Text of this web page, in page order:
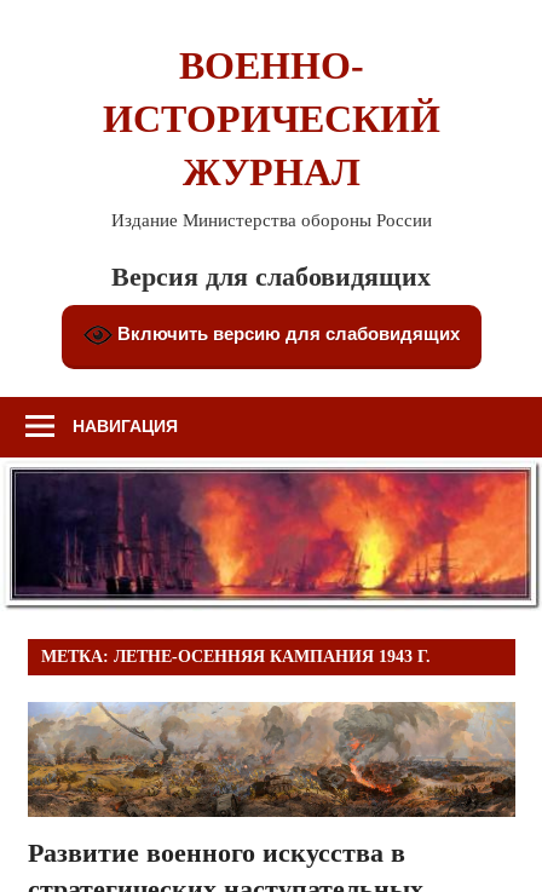
ВОЕННО-
ИСТОРИЧЕСКИЙ
ЖУРНАЛ
Издание Министерства обороны России
Версия для слабовидящих
Включить версию для слабовидящих
НАВИГАЦИЯ
МЕТКА: ЛЕТНЕ-ОСЕННЯЯ КАМПАНИЯ 1943 Г.
Развитие военного искусства в